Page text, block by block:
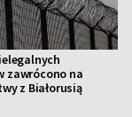
zawrócono na
z Białorusią